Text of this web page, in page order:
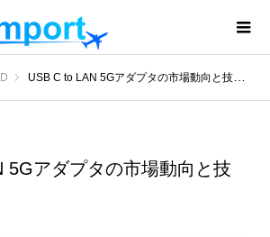
USB C to LAN 5Gアダプタの市場動向と技術解説
5Gアダプタの市場動向と技